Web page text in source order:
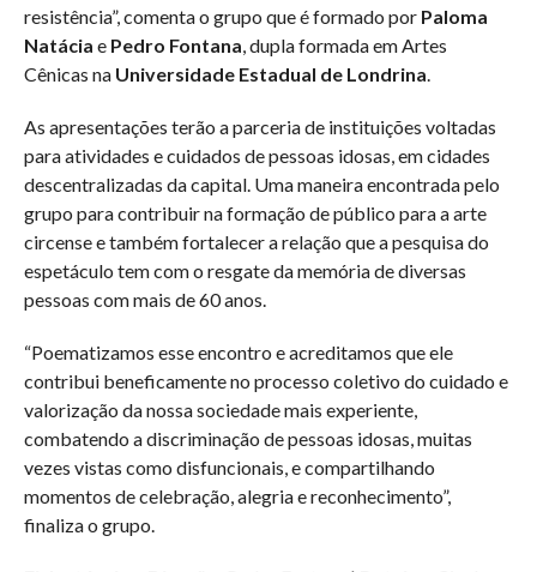
resistência”, comenta o grupo que é formado por Paloma
Natácia e Pedro Fontana, dupla formada em Artes
Cênicas na Universidade Estadual de Londrina.
As apresentações terão a parceria de instituições voltadas
para atividades e cuidados de pessoas idosas, em cidades
descentralizadas da capital. Uma maneira encontrada pelo
grupo para contribuir na formação de público para a arte
circense e também fortalecer a relação que a pesquisa do
espetáculo tem com o resgate da memória de diversas
pessoas com mais de 60 anos.
“Poematizamos esse encontro e acreditamos que ele
contribui beneficamente no processo coletivo do cuidado e
valorização da nossa sociedade mais experiente,
combatendo a discriminação de pessoas idosas, muitas
vezes vistas como disfuncionais, e compartilhando
momentos de celebração, alegria e reconhecimento”,
finaliza o grupo.